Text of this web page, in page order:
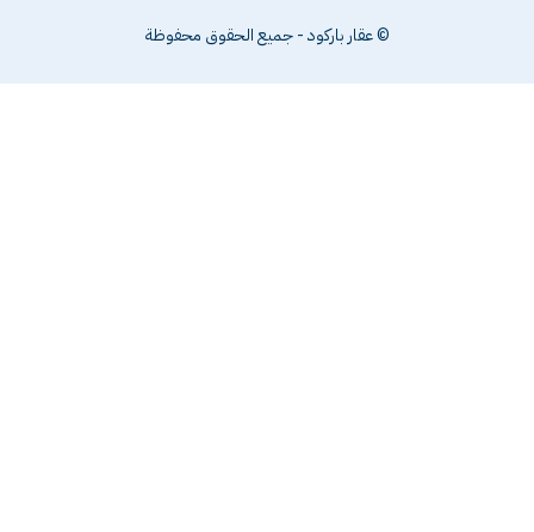
© عقار باركود - جميع الحقوق محفوظة